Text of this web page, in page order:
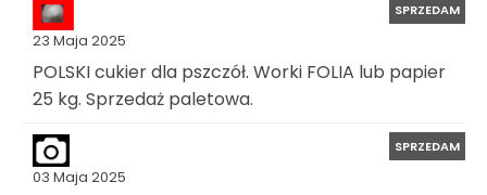
23 Maja 2025
SPRZEDAM
POLSKI cukier dla pszczół. Worki FOLIA lub papier
25 kg. Sprzedaż paletowa.
03 Maja 2025
SPRZEDAM